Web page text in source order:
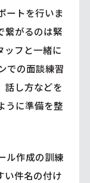
ートを行いま
繋がるのは緊
ッフと一緒に
での面談練習
話し方などを
うに準備を整
ル作成の訓練
い件名の付け